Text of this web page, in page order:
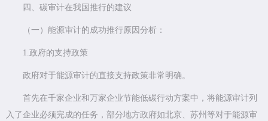
四、碳审计在我国推行的建议
（一）能源审计的成功推行原因分析：
1.政府的支持政策
政府对于能源审计的直接支持政策非常明确。
首先在千家企业和万家企业节能低碳行动方案中，将能源审计列
入了企业必须完成的任务，部分地方政府如北京、苏州等对于能源审